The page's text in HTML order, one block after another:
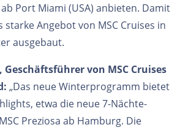
Port Miami (USA) anbieten. Damit
Angebot von MSC Cruises in
ausgebaut.
von MSC Cruises
„Das neue Winterprogramm bietet
etwa die neue 7-Nächte-
Preziosa ab Hamburg. Die